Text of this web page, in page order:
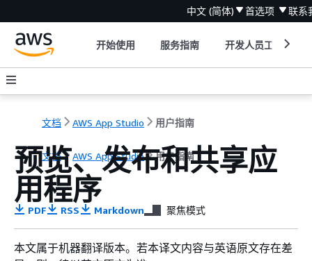
中文 (简体) 首选项 联系
开始使用 服务指南 开发人员工具
文档 AWS App Studio 用户指南
文档 AWS App Studio 用户指南
预览、发布和共享应
用程序
PDF RSS Markdown 聚焦模式
本文属于机器翻译版本。若本译文内容与英语原文存在差